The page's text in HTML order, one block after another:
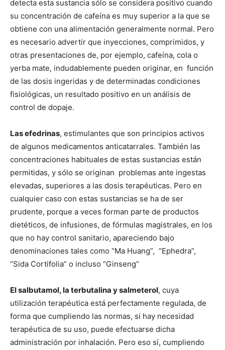
detecta esta sustancia sólo se considera positivo cuando
su concentración de cafeína es muy superior a la que se
obtiene con una alimentación generalmente normal. Pero
es necesario advertir que inyecciones, comprimidos, y
otras presentaciones de, por ejemplo, cafeína, cola o
yerba mate, indudablemente pueden originar, en función
de las dosis ingeridas y de determinadas condiciones
fisiológicas, un resultado positivo en un análisis de
control de dopaje.
Las efedrinas, estimulantes que son principios activos
de algunos medicamentos anticatarrales. También las
concentraciones habituales de estas sustancias están
permitidas, y sólo se originan problemas ante ingestas
elevadas, superiores a las dosis terapéuticas. Pero en
cualquier caso con estas sustancias se ha de ser
prudente, porque a veces forman parte de productos
dietéticos, de infusiones, de fórmulas magistrales, en los
que no hay control sanitario, apareciendo bajo
denominaciones tales como “Ma Huang”, “Ephedra”,
“Sida Cortifolia” o incluso “Ginseng”
El salbutamol, la terbutalina y salmeterol, cuya
utilización terapéutica está perfectamente regulada, de
forma que cumpliendo las normas, si hay necesidad
terapéutica de su uso, puede efectuarse dicha
administración por inhalación. Pero eso sí, cumpliendo